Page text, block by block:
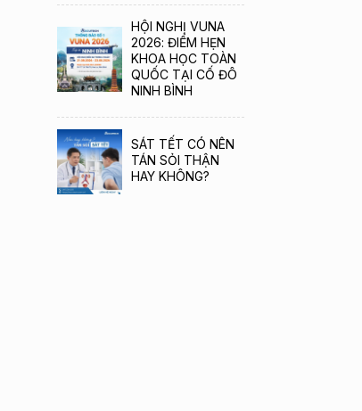
HỘI NGHỊ VUNA
2026: ĐIỂM HẸN
KHOA HỌC TOÀN
QUỐC TẠI CỐ ĐÔ
NINH BÌNH
SÁT TẾT CÓ NÊN
TÁN SỎI THẬN
HAY KHÔNG?